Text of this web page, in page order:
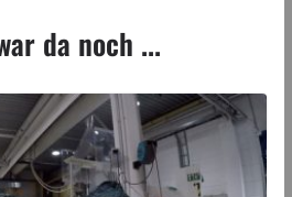
da noch ...